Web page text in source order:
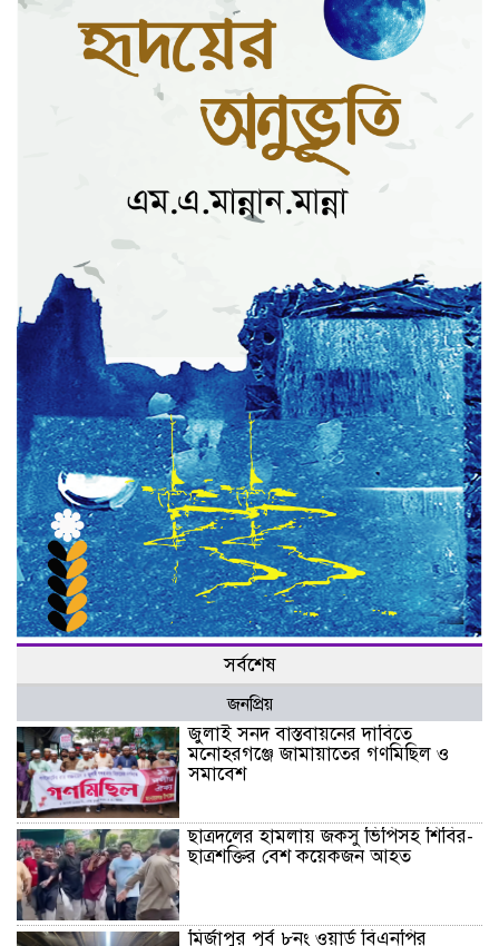
সর্বশেষ
জনপ্রিয়
জুলাই সনদ বাস্তবায়নের দাবিতে
মনোহরগঞ্জে জামায়াতের গণমিছিল ও
সমাবেশ
ছাত্রদলের হামলায় জকসু ভিপিসহ শিবির-
ছাত্রশক্তির বেশ কয়েকজন আহত
মির্জাপুর পূর্ব ৮নং ওয়ার্ড বিএনপির